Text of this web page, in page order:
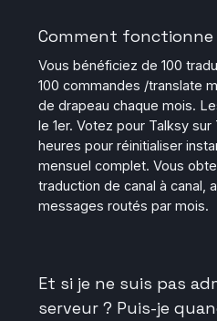
Comment
Vous bénéficiez de 100
100 commandes /translate
de drapeau chaque mois.
le 1er. Votez pour Talksy
heures pour réinitialiser
mensuel complet. Vous
traduction de canal à canal,
messages routés par mois.
Et si je ne suis pas
serveur ? Puis-je